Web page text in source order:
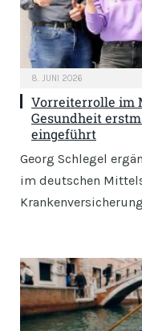
8. JUNI 2026
Vorreiterrolle im
Gesundheit
eingeführt
Georg Schlegel
im deutschen